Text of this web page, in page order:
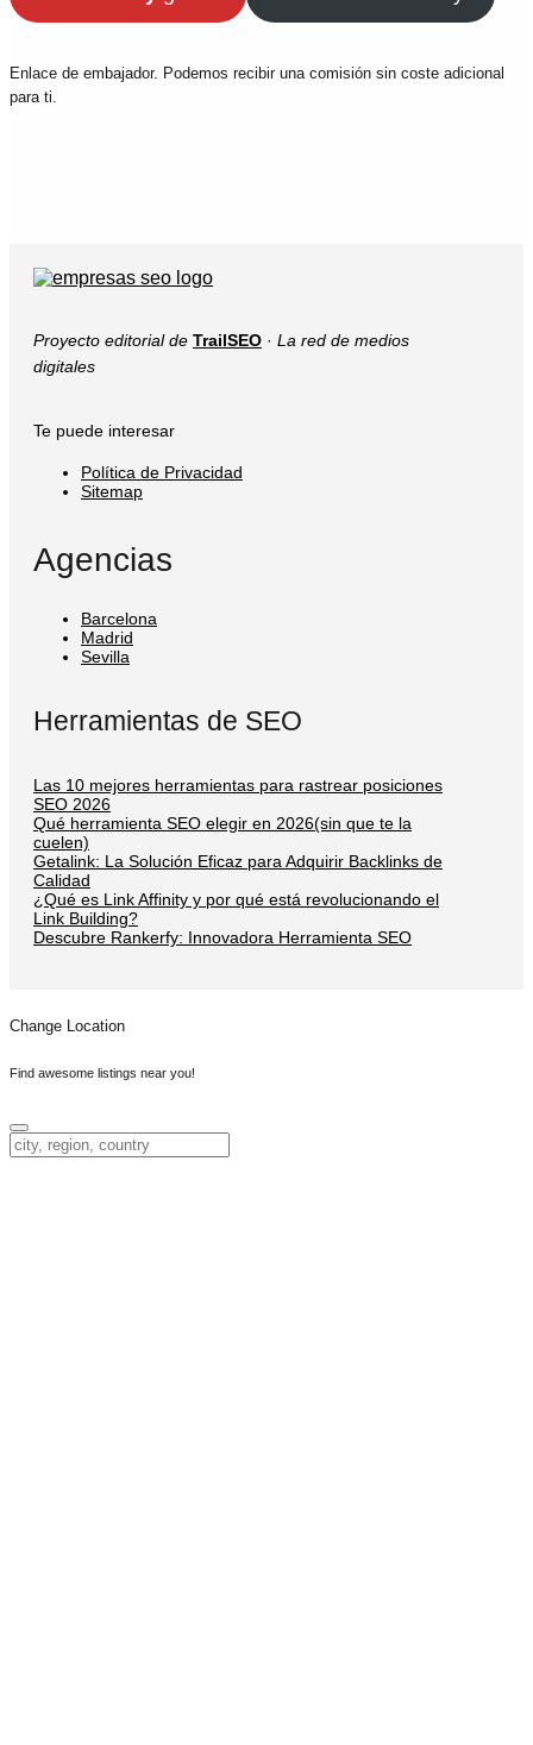
Enlace de embajador. Podemos recibir una comisión sin coste adicional
para ti.
Proyecto editorial de TrailSEO · La red de medios
digitales
Te puede interesar
Política de Privacidad
Sitemap
Agencias
Barcelona
Madrid
Sevilla
Herramientas de SEO
Las 10 mejores herramientas para rastrear posiciones
SEO 2026
Qué herramienta SEO elegir en 2026(sin que te la
cuelen)
Getalink: La Solución Eficaz para Adquirir Backlinks de
Calidad
¿Qué es Link Affinity y por qué está revolucionando el
Link Building?
Descubre Rankerfy: Innovadora Herramienta SEO
Change Location
Find awesome listings near you!
Change Location